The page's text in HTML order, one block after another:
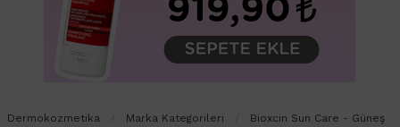
Dermokozmetika Marka Kategorileri
Bioxcin Sun Care - Güneş